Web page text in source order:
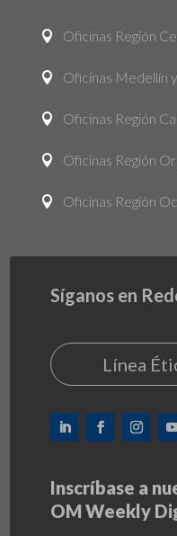
 Oficinas Región
 Oficinas Medellín
 Oficinas Región
 Oficinas Región
 Oficinas Región
Síganos en
Línea
Inscríbase a
OM Weekly